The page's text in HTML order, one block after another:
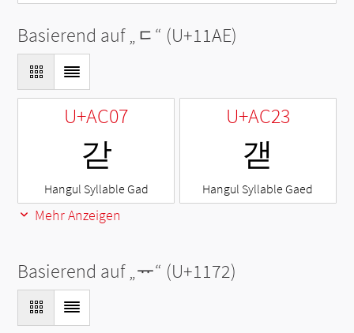
Basierend auf „ᆮ“ (U+11AE)
U+AC07
갇
Hangul Syllable Gad
U+AC23
갣
Hangul Syllable Gaed
Mehr Anzeigen
Basierend auf „ᅲ“ (U+1172)